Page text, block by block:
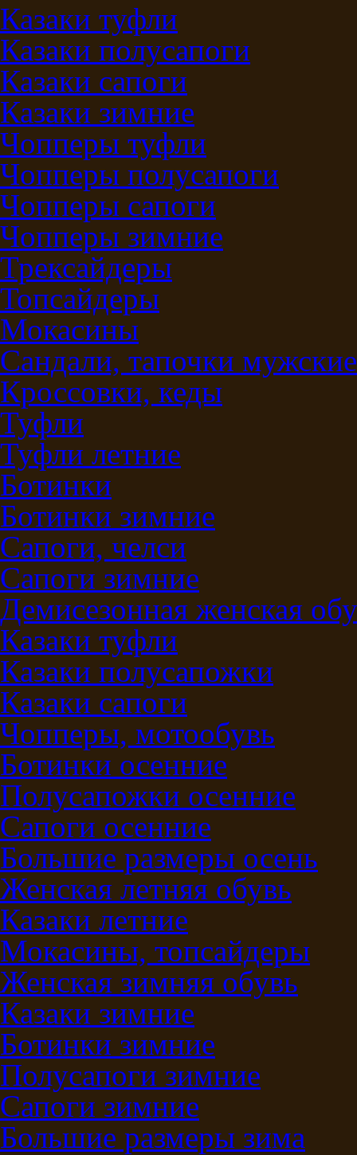
Казаки туфли
Казаки полусапоги
Казаки сапоги
Казаки зимние
Чопперы туфли
Чопперы полусапоги
Чопперы сапоги
Чопперы зимние
Трексайдеры
Топсайдеры
Мокасины
Сандали, тапочки мужские
Кроссовки, кеды
Туфли
Туфли летние
Ботинки
Ботинки зимние
Сапоги, челси
Сапоги зимние
Демисезонная женская
Казаки туфли
Казаки полусапожки
Казаки сапоги
Чопперы, мотообувь
Ботинки осенние
Полусапожки осенние
Сапоги осенние
Большие размеры осень
Женская летняя обувь
Казаки летние
Мокасины, топсайдеры
Женская зимняя обувь
Казаки зимние
Ботинки зимние
Полусапоги зимние
Сапоги зимние
Большие размеры зима